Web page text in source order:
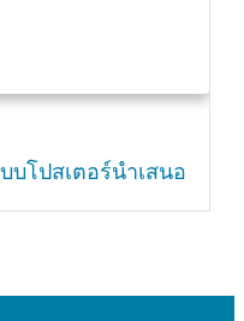
บโปสเตอร์นำเสนอ